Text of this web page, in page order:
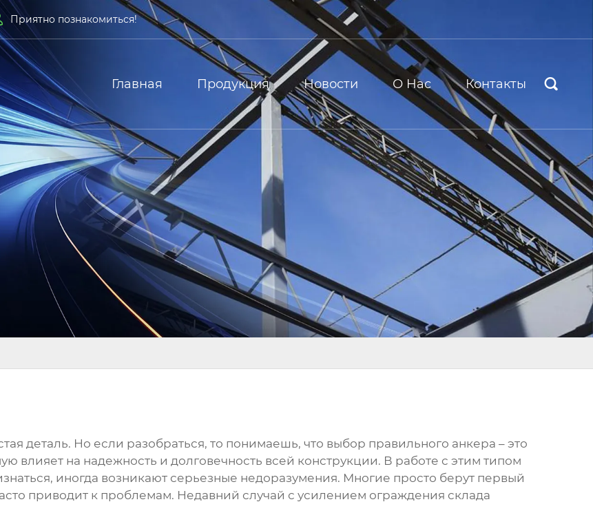
Приятно познакомиться!
Главная Продукция Новости О Hас Контакты 
деталь. Но если разобраться, то понимаешь, что выбор правильного анкера – это
влияет на надежность и долговечность всей конструкции. В работе с этим типом
иногда возникают серьезные недоразумения. Многие просто берут первый
приводит к проблемам. Недавний случай с усилением ограждения склада